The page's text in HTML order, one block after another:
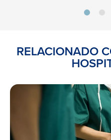
RELACIONADO